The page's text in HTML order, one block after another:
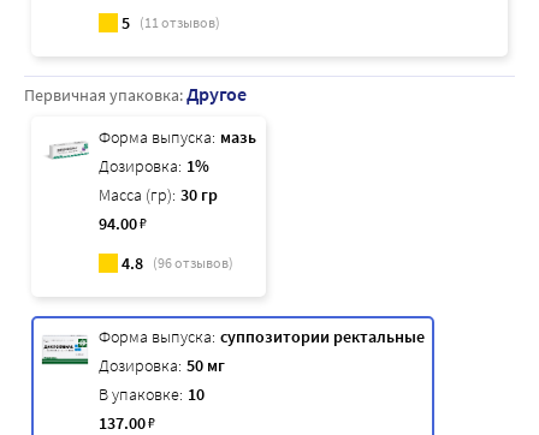
5 (11отзывов)
Первичная упаковка:Другое
Форма выпуска: мазь
Дозировка: 1%
Масса (гр): 30 гр
94.00₽
4.8 (96отзывов)
Форма выпуска: суппозитории ректальные
Дозировка: 50 мг
В упаковке: 10
137.00₽